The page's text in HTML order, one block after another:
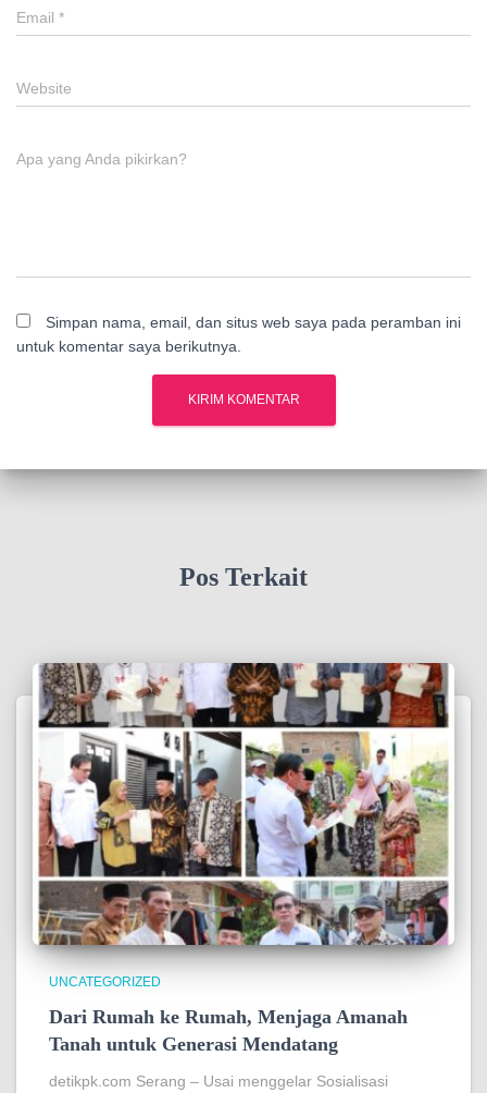
Email *
Website
Apa yang Anda pikirkan?
Simpan nama, email, dan situs web saya pada peramban ini
untuk komentar saya berikutnya.
Pos Terkait
UNCATEGORIZED
Dari Rumah ke Rumah, Menjaga Amanah
Tanah untuk Generasi Mendatang
detikpk.com Serang – Usai menggelar Sosialisasi